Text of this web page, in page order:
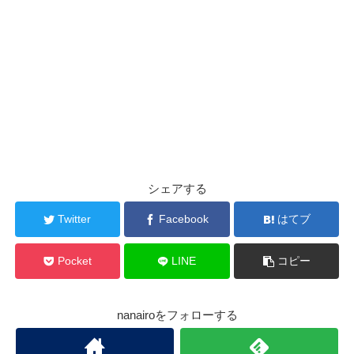
シェアする
Twitter Facebook はてブ
Pocket LINE コピー
nanairoをフォローする